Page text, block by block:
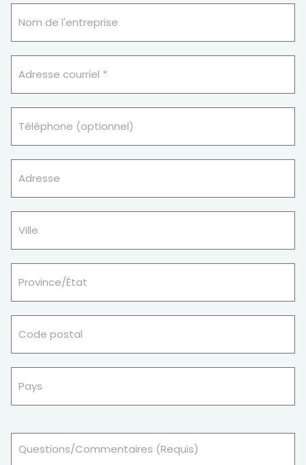
de
l'entreprise
courriel
(Nécessaire)
État
postal
du